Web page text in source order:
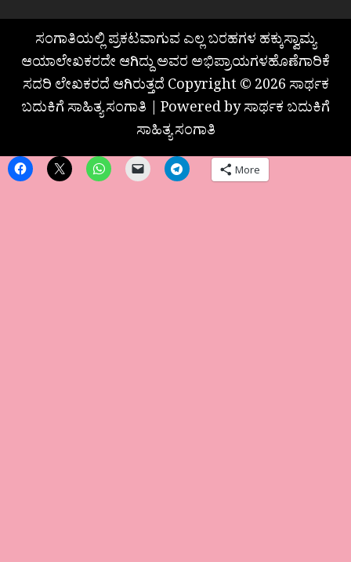
ಸಂಗಾತಿಯಲ್ಲಿ ಪ್ರಕಟವಾಗುವ ಎಲ್ಲ ಬರಹಗಳ ಹಕ್ಕುಸ್ವಾಮ್ಯ
ಆಯಾಲೇಖಕರದೇ ಆಗಿದ್ದು ಅವರ ಅಭಿಪ್ರಾಯಗಳಹೊಣೆಗಾರಿಕೆ
ಸದರಿ ಲೇಖಕರದೆ ಆಗಿರುತ್ತದೆ Copyright © 2026 ಸಾರ್ಥಕ
ಬದುಕಿಗೆ ಸಾಹಿತ್ಯ ಸಂಗಾತಿ | Powered by ಸಾರ್ಥಕ ಬದುಕಿಗೆ
ಸಾಹಿತ್ಯ ಸಂಗಾತಿ
More